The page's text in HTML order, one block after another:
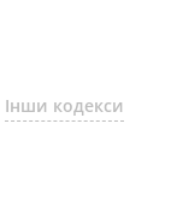
Інши кодекси